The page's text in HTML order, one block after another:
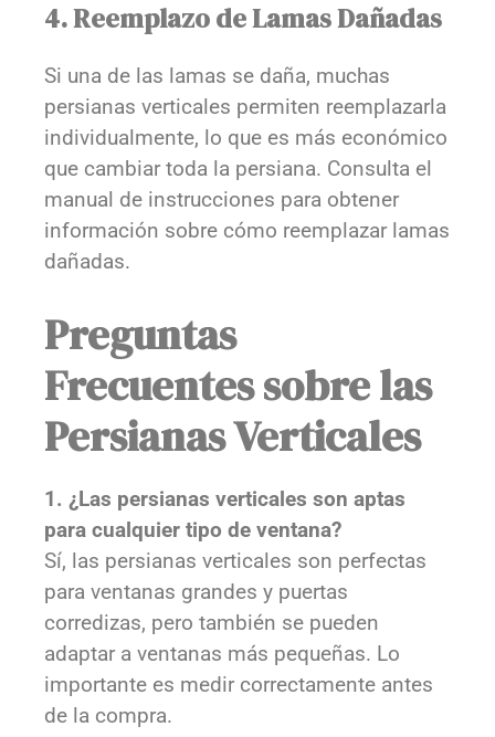
4. Reemplazo de Lamas Dañadas
Si una de las lamas se daña, muchas
persianas verticales permiten reemplazarla
individualmente, lo que es más económico
que cambiar toda la persiana. Consulta el
manual de instrucciones para obtener
información sobre cómo reemplazar lamas
dañadas.
Preguntas
Frecuentes sobre las
Persianas Verticales
1. ¿Las persianas verticales son aptas
para cualquier tipo de ventana?
Sí, las persianas verticales son perfectas
para ventanas grandes y puertas
corredizas, pero también se pueden
adaptar a ventanas más pequeñas. Lo
importante es medir correctamente antes
de la compra.